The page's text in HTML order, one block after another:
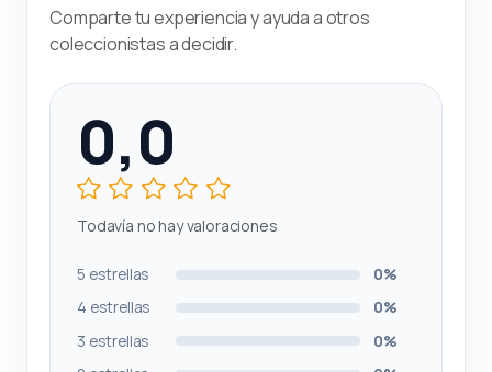
Comparte tu experiencia y ayuda a otros
coleccionistas a decidir.
0,0
Todavía no hay valoraciones
5 estrellas
0%
4 estrellas
0%
3 estrellas
0%